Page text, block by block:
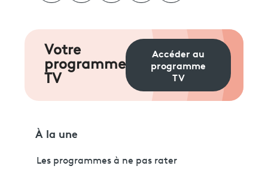
Votre
programme
TV
Accéder au
programme
TV
À la une
Les programmes à ne pas rater